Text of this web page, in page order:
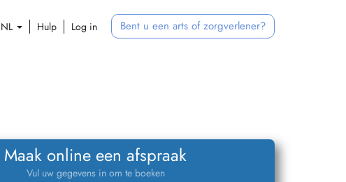
NL Hulp Log in Bent u een arts of zorgverlener?
Maak online een afspraak
Vul uw gegevens in om te boeken